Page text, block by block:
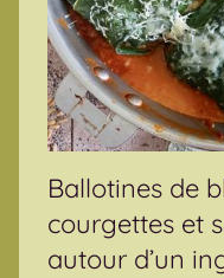
Ballotines de
courgettes et
autour d’un